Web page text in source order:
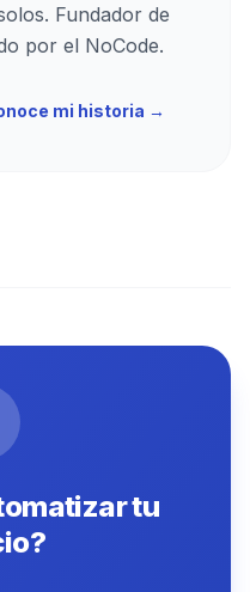
Fundador de
por el NoCode.
mi historia →
tu